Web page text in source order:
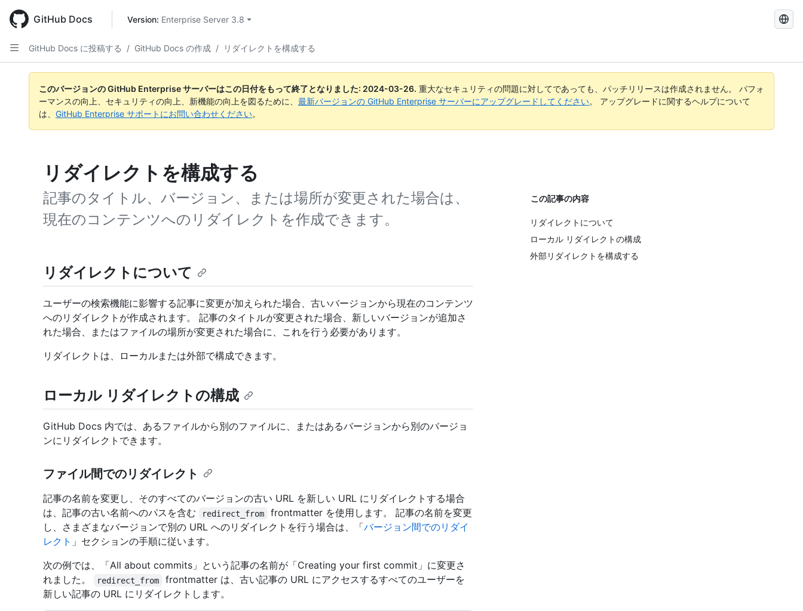
main
content
GitHub Docs Version: Enterprise Server 3.8
GitHub
検
索
GitHub Docs に投稿する / GitHub Docs の作成 / リダイレクトを構成する
このバージョンの GitHub Enterprise サーバーはこの日付をもって終了となりました: 2024-03-26. 重大なセキュリティの問題に対してであっても、パッチリリースは作成されません。 パフォ
ーマンスの向上、セキュリティの向上、新機能の向上を図るために、 最新バージョンの GitHub Enterprise サーバーにアップグレードしてください。 アップグレードに関するヘルプについて
は、 GitHub Enterprise サポートにお問い合わせください。
リダイレクトを構成する
記事のタイトル、バージョン、または場所が変更された場合は、
現在のコンテンツへのリダイレクトを作成できます。
この記事の内容
リダイレクトについて
ローカル リダイレクトの構成
外部リダイレクトを構成する
リダイレクトについて
ユーザーの検索機能に影響する記事に変更が加えられた場合、古いバージョンから現在のコンテンツ
へのリダイレクトが作成されます。 記事のタイトルが変更された場合、新しいバージョンが追加さ
れた場合、またはファイルの場所が変更された場合に、これを行う必要があります。
リダイレクトは、ローカルまたは外部で構成できます。
ローカル リダイレクトの構成
GitHub Docs 内では、あるファイルから別のファイルに、またはあるバージョンから別のバージョ
ンにリダイレクトできます。
ファイル間でのリダイレクト
記事の名前を変更し、そのすべてのバージョンの古い URL を新しい URL にリダイレクトする場合
は、記事の古い名前へのパスを含む
redirect_from
frontmatter を使用します。 記事の名前を変更
し、さまざまなバージョンで別の URL へのリダイレクトを行う場合は、「バージョン間でのリダイ
レクト 」セクションの手順に従います。
次の例では、「All about commits」という記事の名前が「Creating your first commit」に変更さ
れました。
redirect_from
frontmatter は、古い記事の URL にアクセスするすべてのユーザーを
新しい記事の URL にリダイレクトします。